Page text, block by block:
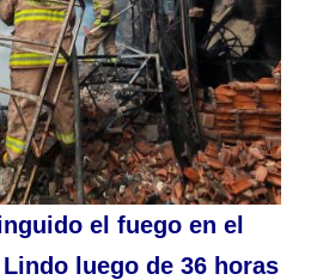
el fuego en el
luego de 36 horas